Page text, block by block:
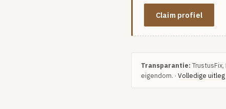
Claim profiel
Transparantie:
eigendom. · Volledige uitleg